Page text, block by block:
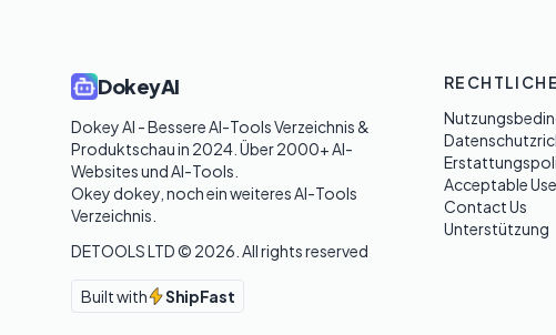
DokeyAI
Dokey AI - Bessere AI-Tools Verzeichnis &
Produktschau in 2024. Über 2000+ AI-
Websites und AI-Tools.
Okey dokey, noch ein weiteres AI-Tools
Verzeichnis.
DETOOLS LTD © 2026 . All rights reserved
Built with ShipFast
Acceptable
Contact Us
Unterstützung